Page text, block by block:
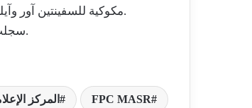
مكوكية للسفينتين آور وآيلة. غادرت ميناء بورتوفيق السفينة انجى وعلى متنها 3 الاف طن حديد.
سجلت موانئ الهيئة وصول وسفر 2360 راكبا بموانيها.
FPC MASR المركز